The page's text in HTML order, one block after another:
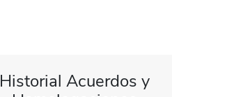
Historial Acuerdos y